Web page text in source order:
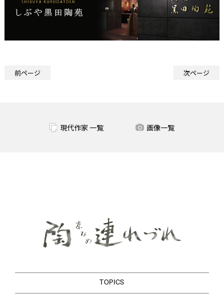
前ページ 次ページ
現代作家 一覧 画像一覧
TOPICS